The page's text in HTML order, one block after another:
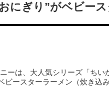
にぎり”がベビース
ーは、大人気シリーズ「ちい
ースターラーメン（炊き込